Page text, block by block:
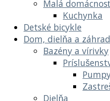
Malá
Kuchynka
Detské bicykle
Dom, dielňa a
Bazény a vírivky
Dielňa